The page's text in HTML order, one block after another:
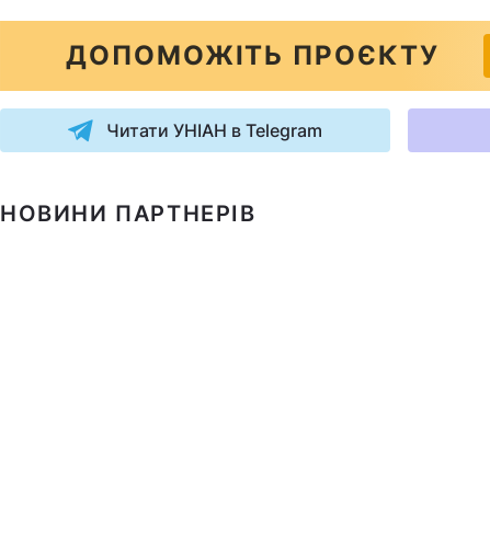
ДОПОМОЖІТЬ ПРОЄКТУ
Читати УНІАН в Telegram
НОВИНИ ПАРТНЕРІВ